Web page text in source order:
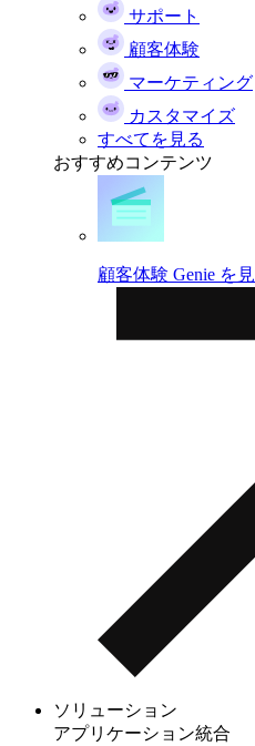
サポート
顧客体験
マーケティング
カスタマイズ
すべてを見る
おすすめコンテンツ
顧客体験 Genie を
ソリューション
アプリケーション統合